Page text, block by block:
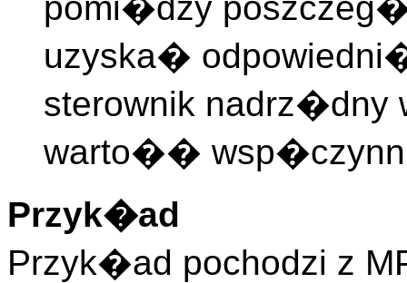
uzyska�
sterownik
warto��
Przyk�ad
Przyk�ad pochodzi z